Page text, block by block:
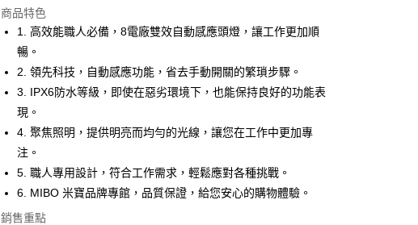
3 期 0 利率 每期 NT$360 21家銀行
合作金庫商業銀行
華南商業銀行
彰化商業銀行
國泰世華商業銀行
兆豐國際商業銀行
臺灣中小企業銀行
匯豐（台灣）商業銀行
華泰商業銀行
聯邦商業銀行
元大商業銀行
永豐商業銀行
台新國際商業銀行
中國信託商業銀行
台灣樂天信用卡公司
超商取貨付款
Apple Pay
悠遊付
商品特色
1. 高效能職人必備，8電廠雙效自動感應頭燈，讓工作更加順
暢。
2. 領先科技，自動感應功能，省去手動開關的繁瑣步驟。
3. IPX6防水等級，即使在惡劣環境下，也能保持良好的功能表
現。
4. 聚焦照明，提供明亮而均勻的光線，讓您在工作中更加專
注。
5. 職人專用設計，符合工作需求，輕鬆應對各種挑戰。
6. MIBO 米寶品牌專館，品質保證，給您安心的購物體驗。
銷售重點